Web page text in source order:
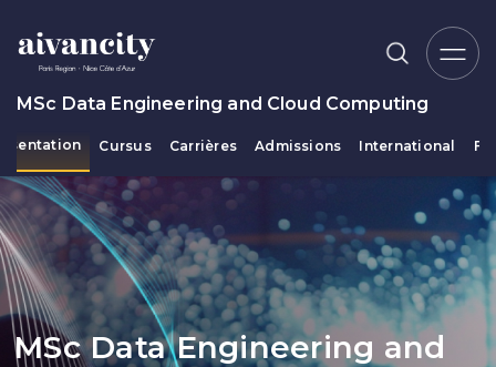
MSc Data Engineering and Cloud Computing
Cursus Carrières Admissions International
Fil d'Ariane
MSc Data Engineering and